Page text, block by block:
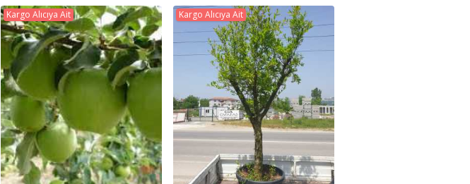
Kargo Alıcıya Ait Kargo Alıcıya Ait